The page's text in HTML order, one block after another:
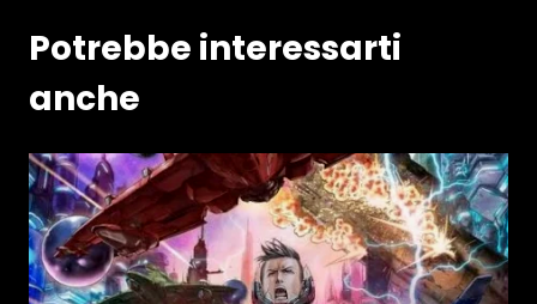
Potrebbe interessarti
anche